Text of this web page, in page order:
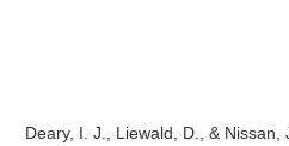
Deary, I. J., Liewald, D., &